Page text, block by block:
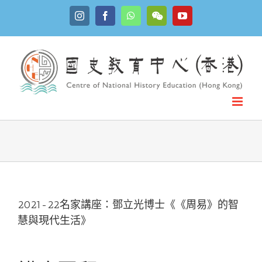
InstagramFacebookWhatsApp
WeChat
YouTube
2021-22名家講座：鄧立光博士《《周易》的智
慧與現代生活》